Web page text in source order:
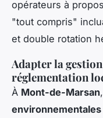
opérateurs à
"tout compris"
et double rotation
Adapter la
réglementation
À Mont-de-Marsan
environnementales